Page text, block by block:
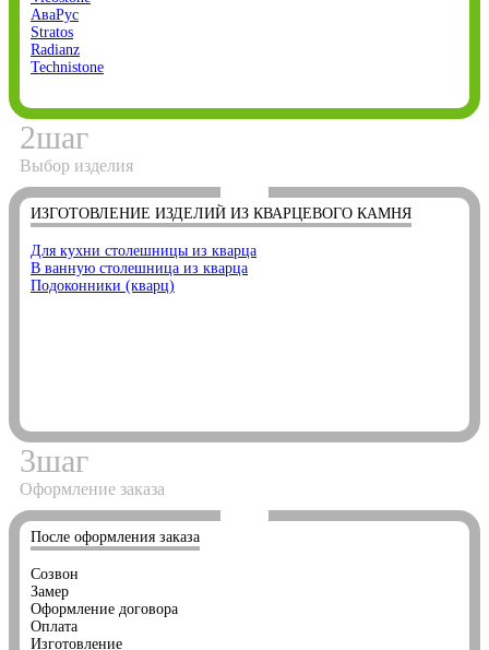
АваРус
Stratos
Radianz
Technistone
2шаг
Выбор изделия
ИЗГОТОВЛЕНИЕ ИЗДЕЛИЙ ИЗ КВАРЦЕВОГО КАМНЯ
Для кухни столешницы из кварца
В ванную столешница из кварца
Подоконники (кварц)
3шаг
Оформление заказа
После оформления заказа
Созвон
Замер
Оформление договора
Оплата
Изготовление